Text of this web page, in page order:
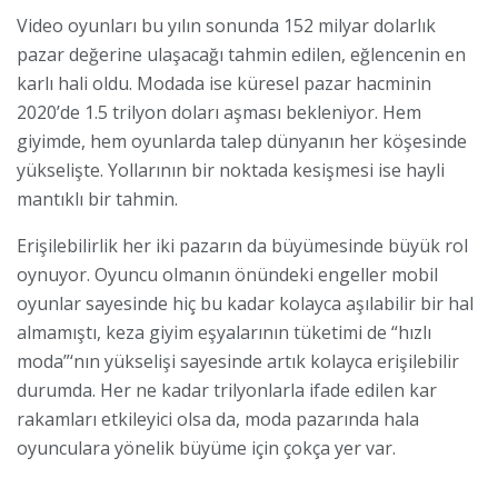
Video oyunları bu yılın sonunda 152 milyar dolarlık
pazar değerine ulaşacağı tahmin edilen, eğlencenin en
karlı hali oldu. Modada ise küresel pazar hacminin
2020’de 1.5 trilyon doları aşması bekleniyor. Hem
giyimde, hem oyunlarda talep dünyanın her köşesinde
yükselişte. Yollarının bir noktada kesişmesi ise hayli
mantıklı bir tahmin.
Erişilebilirlik her iki pazarın da büyümesinde büyük rol
oynuyor. Oyuncu olmanın önündeki engeller mobil
oyunlar sayesinde hiç bu kadar kolayca aşılabilir bir hal
almamıştı, keza giyim eşyalarının tüketimi de “hızlı
moda”‘nın yükselişi sayesinde artık kolayca erişilebilir
durumda. Her ne kadar trilyonlarla ifade edilen kar
rakamları etkileyici olsa da, moda pazarında hala
oyunculara yönelik büyüme için çokça yer var.